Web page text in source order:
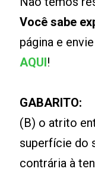
Você sabe
página e
AQUI!
GABARITO:
(B) o atrito
superfície do
contrária à